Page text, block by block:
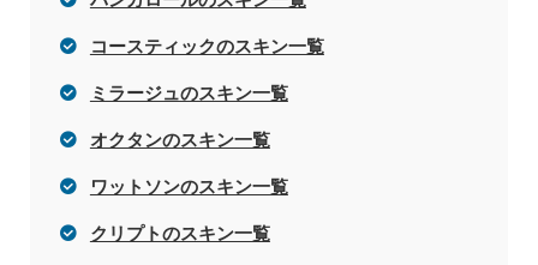
コースティックのスキン一覧
ミラージュのスキン一覧
オクタンのスキン一覧
ワットソンのスキン一覧
クリプトのスキン一覧